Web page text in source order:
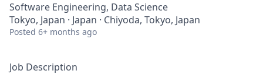
Software Engineering, Data Science
Tokyo, Japan · Japan · Chiyoda, Tokyo, Japan
Posted 6+ months ago
Job Description